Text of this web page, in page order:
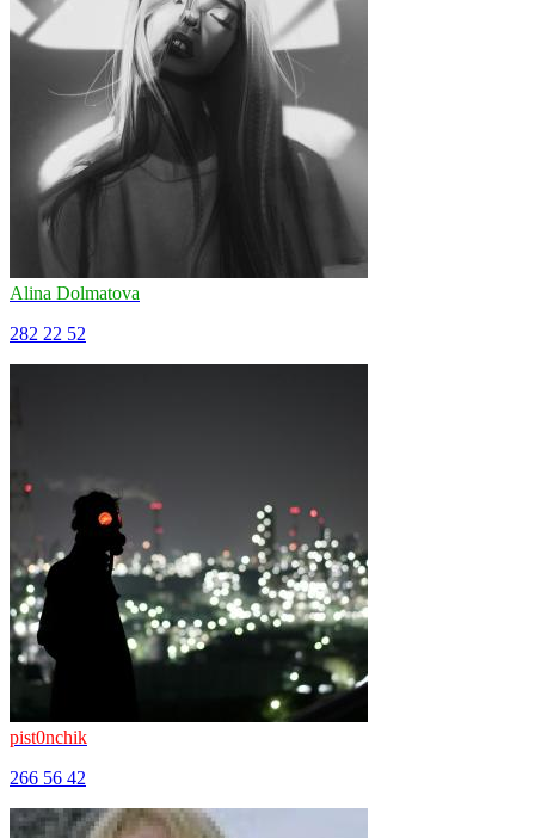
Alina Dolmatova
282 22 52
pist0nchik
266 56 42